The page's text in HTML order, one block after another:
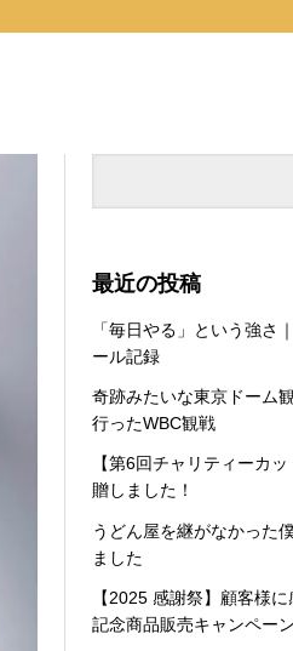
最近の投稿
「毎日やる」という強さ
ール記録
奇跡みたいな東京ドーム
行ったWBC観戦
【第6回チャリティーカ
贈しました！
うどん屋を継がなかった
ました
【2025 感謝祭】顧客様
記念商品販売キャンペー